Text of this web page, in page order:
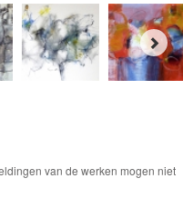
van de werken mogen niet